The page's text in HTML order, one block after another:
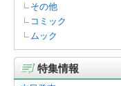
その他
コミック
ムック
特集情報